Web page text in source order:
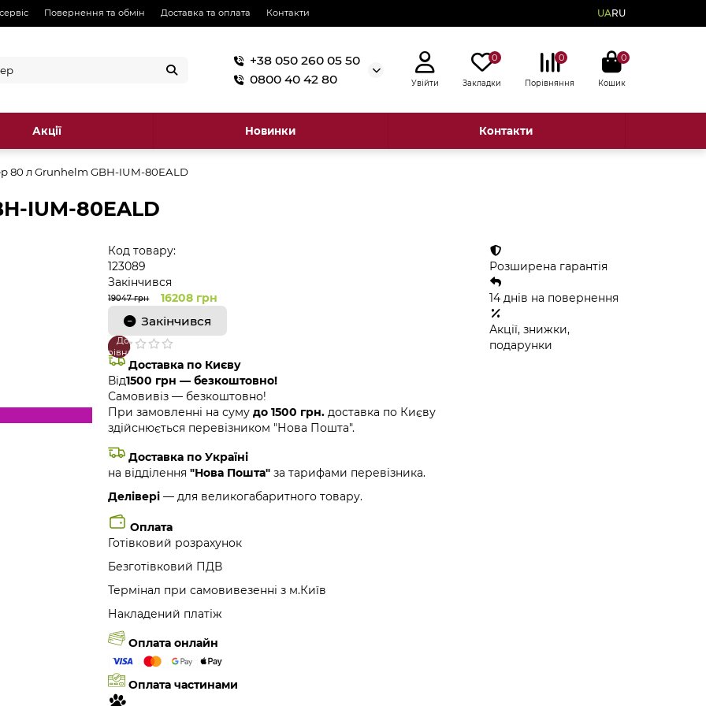
Повернення та обмін Доставка та оплата Контакти UARU
+38 050 260 05 50
0800 40 42 80
Увійти
0
Закладки
0
Порівняння
0
Кошик
Акції Новинки Контакти
80 л Grunhelm GBH-IUM-80EALD
IUM-80EALD
Код товару:
123089
Закінчився
19047 грн 16208 грн
Закінчився
В
закладки
До
порівняння
Доставка по Києву
Від1500 грн — безкоштовно!
Самовивіз — безкоштовно!
При замовленні на сумудо 1500 грн. доставка по Києву
здійснюється перевізником "Нова Пошта".
Доставка по Україні
на відділення"Нова Пошта"за тарифами перевізника.
Делівері — для великогабаритного товару.
Оплата
Готівковий розрахунок
Безготівковий ПДВ
Термінал при самовивезенні з м.Київ
Накладений платіж
Оплата онлайн
Оплата частинами
Розширена гарантія
14 днів на повернення
Акції, знижки,
подарунки